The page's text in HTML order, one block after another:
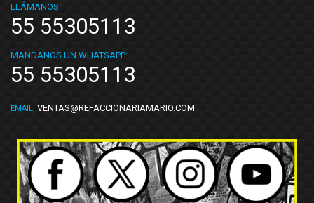
LLÁMANOS:
55 55305113
MÁNDANOS UN WHATSAPP:
55 55305113
EMAIL: VENTAS@REFACCIONARIAMARIO.COM